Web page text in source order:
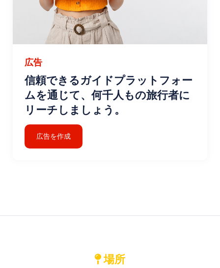
広告
信頼できるガイドプラットフォー
ムを通じて、何千人もの旅行者に
リーチしましょう。
広告を作成
場所